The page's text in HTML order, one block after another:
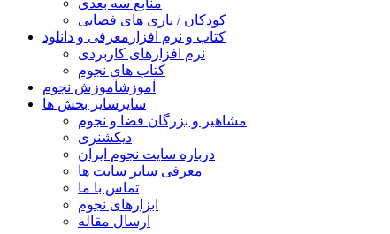
کودکان / بازی های فضایی
کتاب و نرم افزار معرفی و دانلود
نرم افزارهای کاربردی
کتاب های نجوم
آموزشآموزش نجوم
سایر سایر بخش ها
مشاهیر و بزرگان فضا و نجوم
دیکشنری
درباره سایت نجوم ایران
معرفی سایر سایت ها
تماس با ما
ابزارهای نجوم
ارسال مقاله